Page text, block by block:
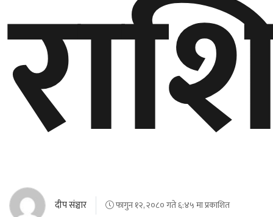
दीप संञ्चार फागुन १२, २०८० गते ६:४५ मा प्रकाशित